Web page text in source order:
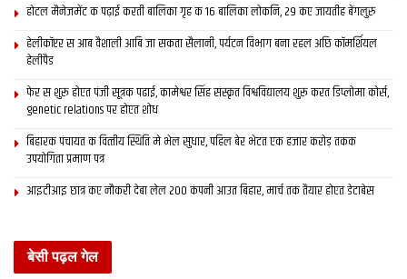
होटल मैनेजमेंट क पढ़ाई करती बालिका गृह क 16 बालिका लोकनि, 29 कए जायतीह बेंगलुरु
हेलीकॉप्टर स आब वैशाली आबि जा सकता सैलानी, पर्यटन विभाग बना रहल अछि कॉमर्शियल
हेलीपैड
फेर स शुरू होएत पंजी सूत्रक पढाई, कामेश्वर सिंह संस्कृत विश्वविद्यालय शुरू करत डिप्लोमा कोर्स,
genetic relations पर होएत शोध
बिहारक पंचायत क वित्‍तीय स्थिति मे भेल सुधार, पहिल बेर भेटत एक हजार करोड़ तकक
उपयोगिता प्रमाण पत्र
आइटीआइ छात्र कए नौकरी देबा लेल 200 कंपनी आउत बिहार, मार्च तक तैयार होएत डेटाबेस
बेसी पढ़ल गेल